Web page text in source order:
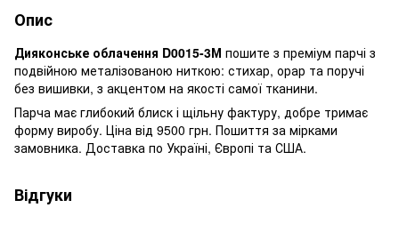
Опис
Дияконське облачення D0015-3М пошите з преміум парчі з
подвійною металізованою ниткою: стихар, орар та поручі
без вишивки, з акцентом на якості самої тканини.
Парча має глибокий блиск і щільну фактуру, добре тримає
форму виробу. Ціна від 9500 грн. Пошиття за мірками
замовника. Доставка по Україні, Європі та США.
Відгуки